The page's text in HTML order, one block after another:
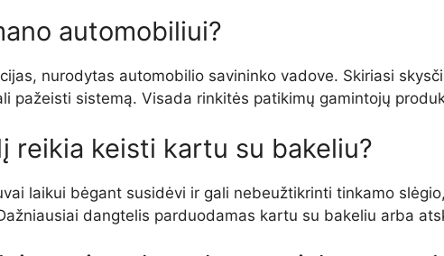
automobiliui?
nurodytas automobilio savininko vadove. Skiriasi
pažeisti sistemą. Visada rinkitės patikimų gamintojų
reikia keisti kartu su bakeliu?
laikui bėgant susidėvi ir gali nebeužtikrinti tinkamo
dangtelis parduodamas kartu su bakeliu arba